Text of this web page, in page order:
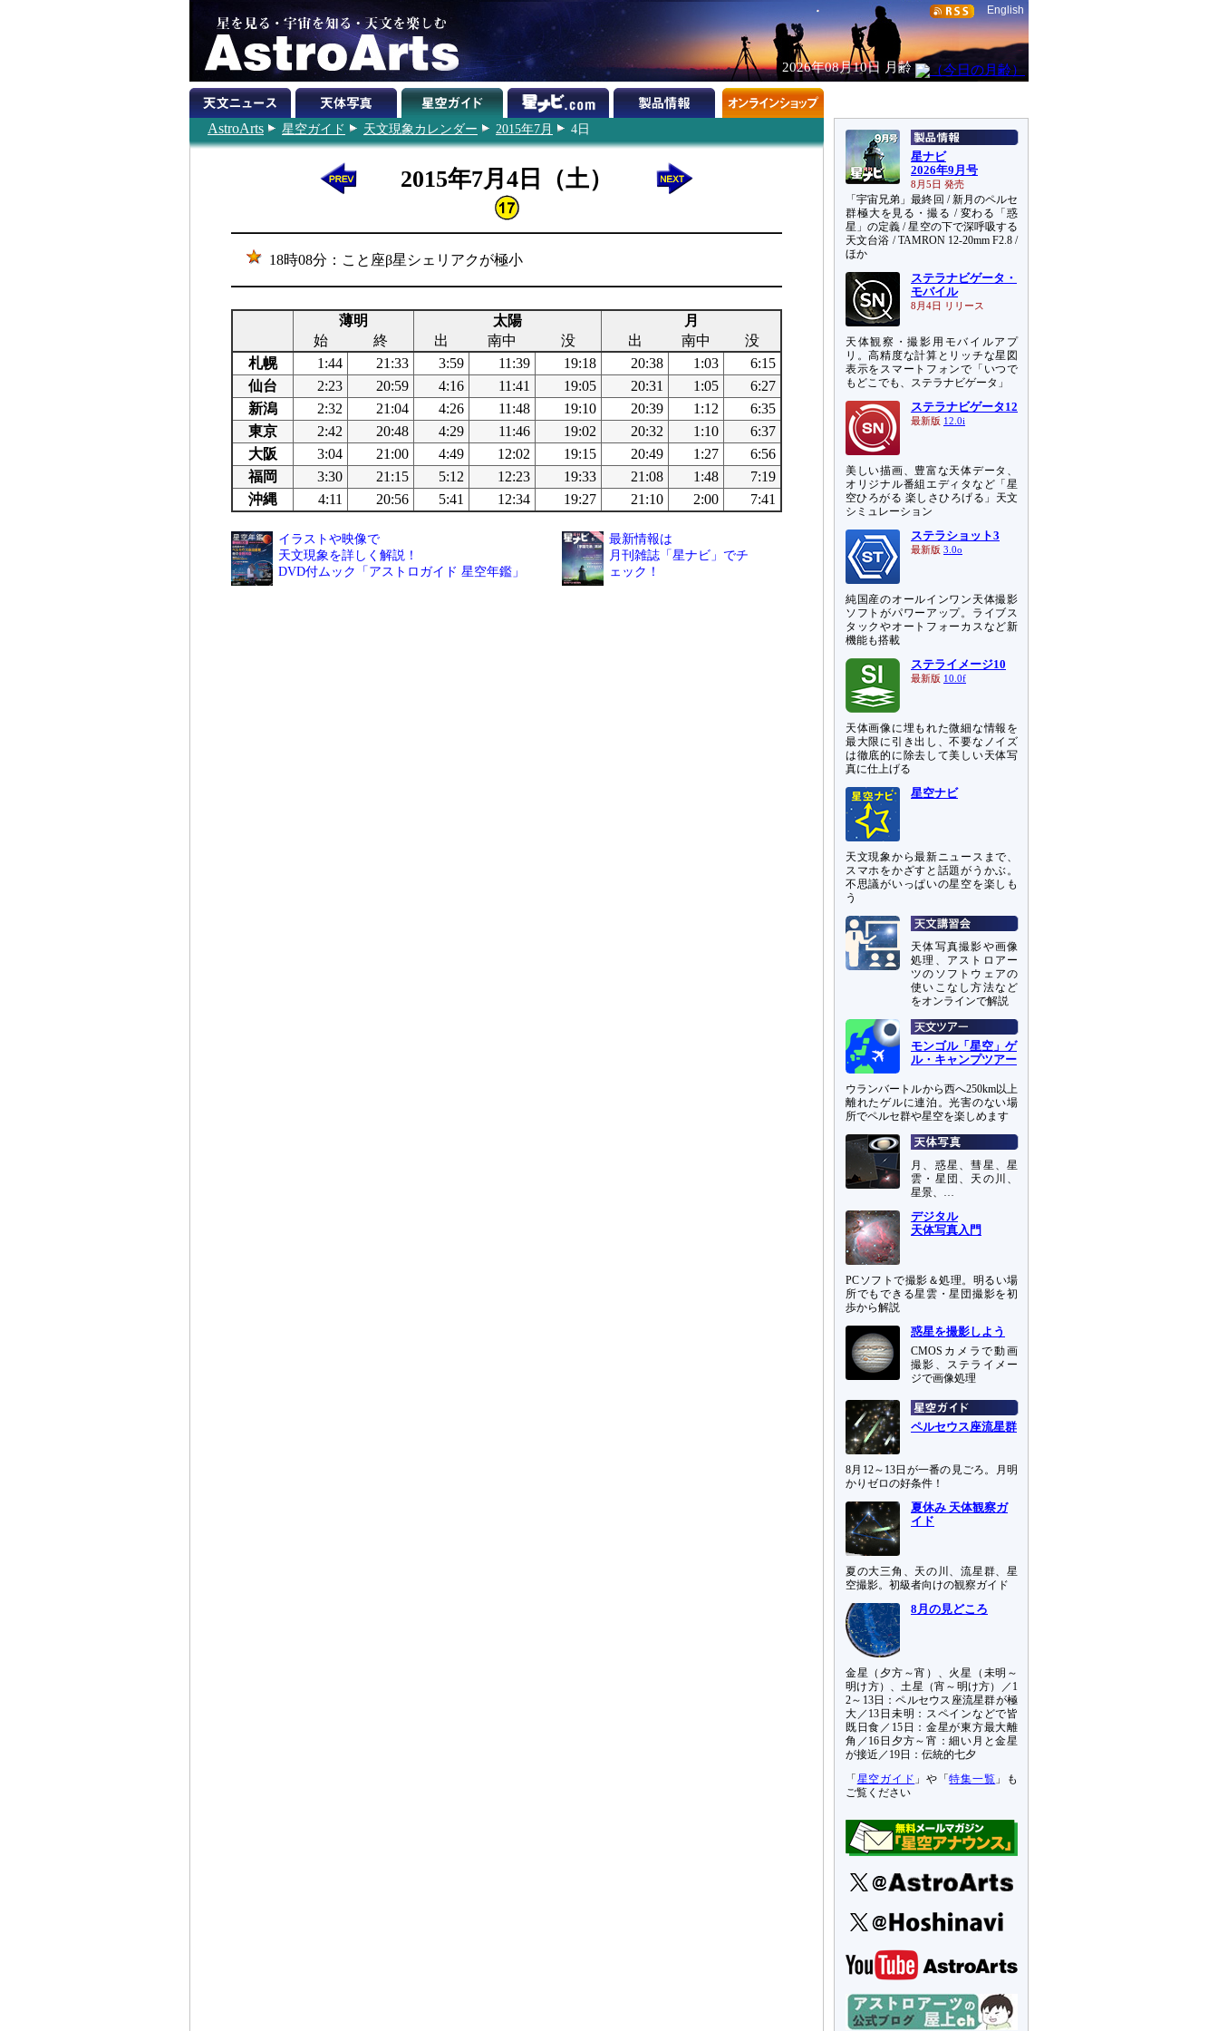
English
2026年08月10日 月齢
AstroArts 星空ガイド 天文現象カレンダー 2015年7月 4日
2015年7月4日（土）
18時08分：こと座β星シェリアクが極小
薄明 太陽
月
始
終 出 南中 没 出 南中
没
札幌
1:44 21:33 3:59 11:39 19:18 20:38 1:03
6:15
仙台
2:23 20:59 4:16 11:41 19:05 20:31 1:05
6:27
新潟
2:32 21:04 4:26 11:48 19:10 20:39 1:12
6:35
東京
2:42 20:48 4:29 11:46 19:02 20:32 1:10
6:37
大阪
3:04 21:00 4:49 12:02 19:15 20:49 1:27
6:56
福岡
3:30 21:15 5:12 12:23 19:33 21:08 1:48
7:19
沖縄
4:11 20:56 5:41 12:34 19:27 21:10 2:00 7:41
イラストや映像で
天文現象を詳しく解説！
DVD付ムック「アストロガイド 星空年鑑」
最新情報は
月刊雑誌「星ナビ」でチ
ェック！
星ナビ
2026年9月号
8月5日 発売
「宇宙兄弟」最終回 / 新月のペルセ
群極大を見る・撮る / 変わる「惑
星」の定義 / 星空の下で深呼吸する
天文台浴 / TAMRON 12-20mm F2.8 /
ほか
ステラナビゲータ・
モバイル
8月4日 リリース
天体観察・撮影用モバイルアプ
リ。高精度な計算とリッチな星図
表示をスマートフォンで「いつで
もどこでも、ステラナビゲータ」
ステラナビゲータ12
最新版 12.0i
美しい描画、豊富な天体データ、
オリジナル番組エディタなど「星
空ひろがる 楽しさひろげる」天文
シミュレーション
ステラショット3
最新版 3.0o
純国産のオールインワン天体撮影
ソフトがパワーアップ。ライブス
タックやオートフォーカスなど新
機能も搭載
ステライメージ10
最新版 10.0f
天体画像に埋もれた微細な情報を
最大限に引き出し、不要なノイズ
は徹底的に除去して美しい天体写
真に仕上げる
星空ナビ
天文現象から最新ニュースまで、
スマホをかざすと話題がうかぶ。
不思議がいっぱいの星空を楽しも
う
天体写真撮影や画像
処理、アストロアー
ツのソフトウェアの
使いこなし方法など
をオンラインで解説
モンゴル「星空」ゲ
ル・キャンプツアー
ウランバートルから西へ250km以上
離れたゲルに連泊。光害のない場
所でペルセ群や星空を楽しめます
月、惑星、彗星、星
雲・星団、天の川、
星景、…
デジタル
天体写真入門
PCソフトで撮影＆処理。明るい場
所でもできる星雲・星団撮影を初
歩から解説
惑星を撮影しよう
CMOSカメラで動画
撮影、ステライメー
ジで画像処理
ペルセウス座流星群
8月12～13日が一番の見ごろ。月明
かりゼロの好条件！
夏休み 天体観察ガ
イド
夏の大三角、天の川、流星群、星
空撮影。初級者向けの観察ガイド
8月の見どころ
金星（夕方～宵）、火星（未明～
明け方）、土星（宵～明け方）／1
2～13日：ペルセウス座流星群が極
大／13日未明：スペインなどで皆
既日食／15日：金星が東方最大離
角／16日夕方～宵：細い月と金星
が接近／19日：伝統的七夕
「 星空ガイド 」や「特集一覧 」も
ご覧ください